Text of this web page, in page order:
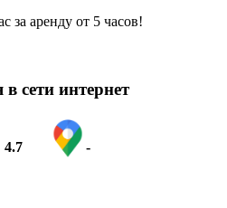
за аренду от 5 часов!
сети интернет
4.7 -